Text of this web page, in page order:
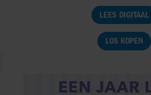
LEES DIGITAAL
LOS KOPEN